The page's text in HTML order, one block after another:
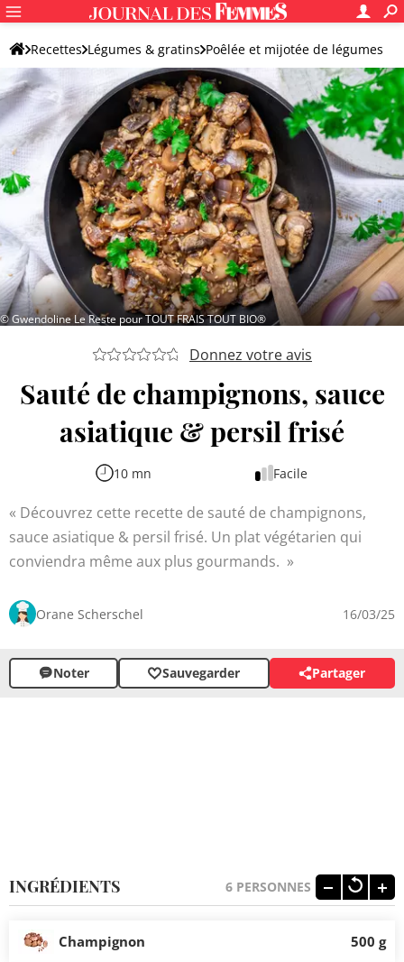
Recettes Légumes & gratins Poêlée et mijotée de légumes
Autre mijoté de légumes
© Gwendoline Le Reste pour TOUT FRAIS TOUT BIO®
Donnez votre avis
Sauté de champignons, sauce
asiatique & persil frisé
10 mn Facile
Découvrez cette recette de sauté de champignons,
sauce asiatique & persil frisé. Un plat végétarien qui
conviendra même aux plus gourmands.
Orane Scherschel 16/03/25
Noter Sauvegarder Partager
INGRÉDIENTS 6 PERSONNES
Champignon 500 g